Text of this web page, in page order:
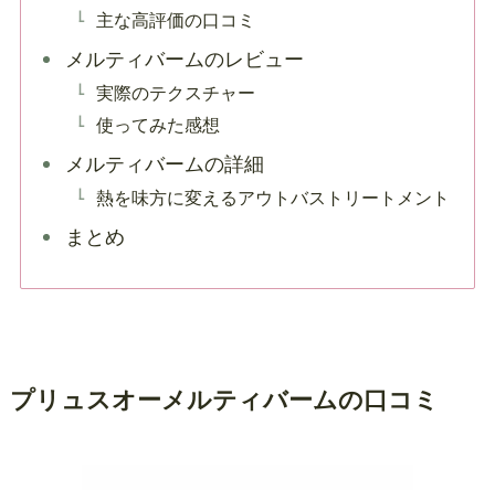
主な高評価の口コミ
メルティバームのレビュー
実際のテクスチャー
使ってみた感想
メルティバームの詳細
熱を味方に変えるアウトバストリートメント
まとめ
プリュスオーメルティバームの口コミ